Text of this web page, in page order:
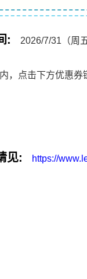
: 2026/7/31（周
，点击下方优惠
见: https://